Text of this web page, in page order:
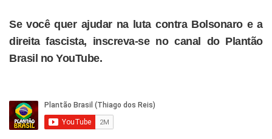
Se você quer ajudar na luta contra Bolsonaro e a
direita fascista, inscreva-se no canal do Plantão
Brasil no YouTube.